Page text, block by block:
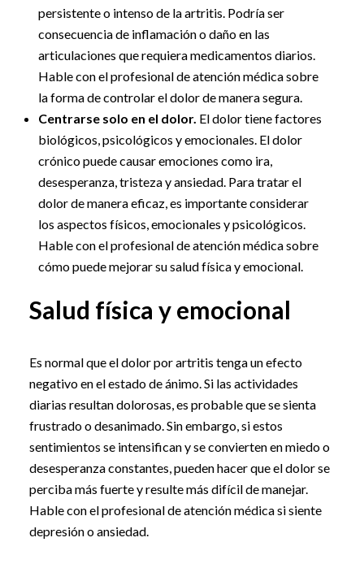
persistente o intenso de la artritis. Podría ser
consecuencia de inflamación o daño en las
articulaciones que requiera medicamentos diarios.
Hable con el profesional de atención médica sobre
la forma de controlar el dolor de manera segura.
Centrarse solo en el dolor. El dolor tiene factores
biológicos, psicológicos y emocionales. El dolor
crónico puede causar emociones como ira,
desesperanza, tristeza y ansiedad. Para tratar el
dolor de manera eficaz, es importante considerar
los aspectos físicos, emocionales y psicológicos.
Hable con el profesional de atención médica sobre
cómo puede mejorar su salud física y emocional.
Salud física y emocional
Es normal que el dolor por artritis tenga un efecto
negativo en el estado de ánimo. Si las actividades
diarias resultan dolorosas, es probable que se sienta
frustrado o desanimado. Sin embargo, si estos
sentimientos se intensifican y se convierten en miedo o
desesperanza constantes, pueden hacer que el dolor se
perciba más fuerte y resulte más difícil de manejar.
Hable con el profesional de atención médica si siente
depresión o ansiedad.